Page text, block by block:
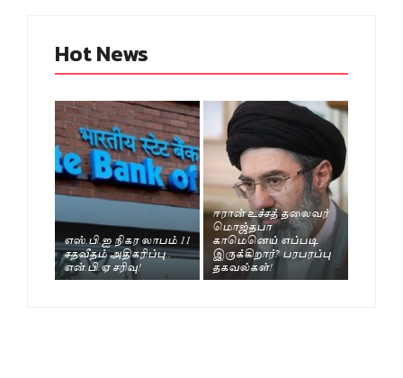
Hot News
எஸ்.பி.ஐ நிகர லாபம் 11
சதவீதம் அதிகரிப்பு..
என்.பி.ஏ சரிவு!
ஈரான் உச்சத் தலைவர்
மொஜ்தபா
காமெனெய் எப்படி
இருக்கிறார்? பரபரப்பு
தகவல்கள்!